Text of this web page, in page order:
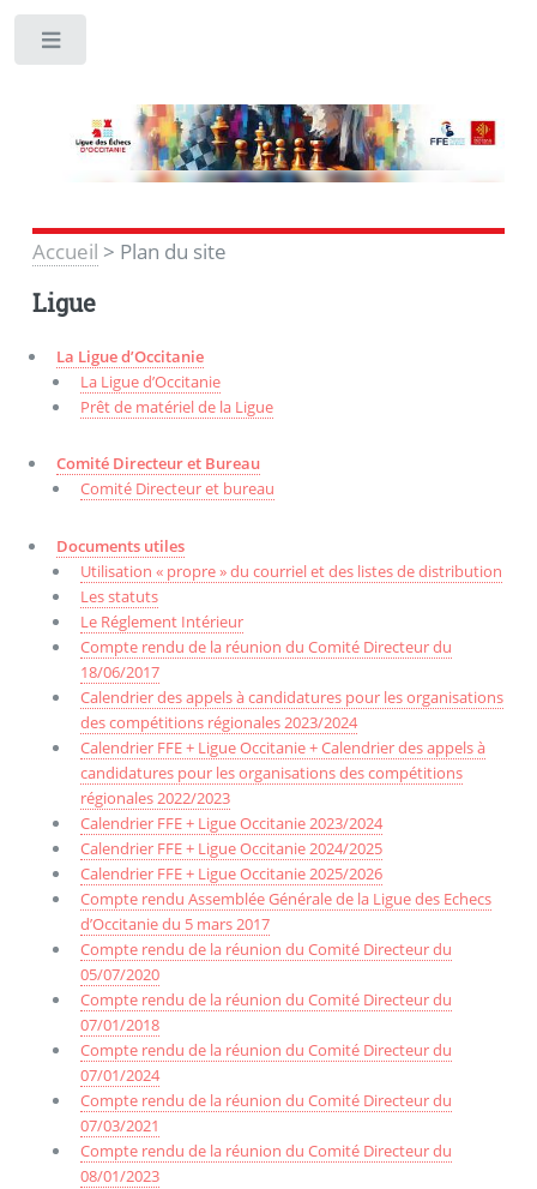
Accueil > Plan du site
Ligue
La Ligue d’Occitanie
La Ligue d’Occitanie
Prêt de matériel de la Ligue
Comité Directeur et Bureau
Comité Directeur et bureau
Documents utiles
Utilisation « propre » du courriel et des listes de distribution
Les statuts
Le Réglement Intérieur
Compte rendu de la réunion du Comité Directeur du
18/06/2017
Calendrier des appels à candidatures pour les organisations
des compétitions régionales 2023/2024
Calendrier FFE + Ligue Occitanie + Calendrier des appels à
candidatures pour les organisations des compétitions
régionales 2022/2023
Calendrier FFE + Ligue Occitanie 2023/2024
Calendrier FFE + Ligue Occitanie 2024/2025
Calendrier FFE + Ligue Occitanie 2025/2026
Compte rendu Assemblée Générale de la Ligue des Echecs
d’Occitanie du 5 mars 2017
Compte rendu de la réunion du Comité Directeur du
05/07/2020
Compte rendu de la réunion du Comité Directeur du
07/01/2018
Compte rendu de la réunion du Comité Directeur du
07/01/2024
Compte rendu de la réunion du Comité Directeur du
07/03/2021
Compte rendu de la réunion du Comité Directeur du
08/01/2023